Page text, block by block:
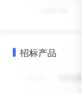
招标产品